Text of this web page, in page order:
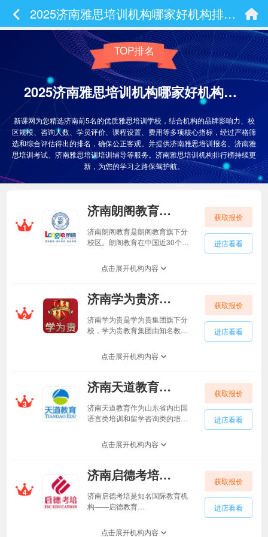
2025济南雅思培训机构哪家好机构排名出炉！！
TOP排名
2025济南雅思培训机构哪家好机构排名出炉！！
新课网为您精选济南前5名的优质雅思培训学校，结合机构的品牌影响力、校
区规模、咨询人数、学员评价、课程设置、费用等多项核心指标，经过严格筛
选和综合评估得出的排名，确保公正客观。并提供济南雅思培训报名、济南雅
思培训考试、济南雅思培训培训辅导等服务。济南雅思培训机构排行榜持续更
新，为您的学习之路保驾护航。
1
济南朗阁教育济南朗阁教育
济南朗阁教育是朗阁教育旗下分
校区。朗阁教育在中国近30个城
校。济南朗阁教育主要涉及以下
业务：国际学校择校备考；海外
目，留学申请及境外服务，雅思
托福等留学前标化考试培训）；
艺术留学及学习方案；欧亚留学
服务及小语种培训；国内考研服
获取报价
进店看看
点击展开机构内容
2
济南学为贵济南学为贵
济南学为贵是学为贵集团旗下分
校，学为贵教育集团由知名教育
务涵盖在线教育、全国各大城市
地面分校、图书教材出版等。十
生提供高品质的雅思、托福、A-
Level等考试培训、背景提升、一
站式全球留学服务。作为英国文
化教育协会雅思考试官方连续8年
报名中心，以及EPQ中国中心战
专业的学术力、创新的科技力、
一站式省心服务，帮助学生上更
好的学校，成为具有全球胜任力
的菁英人才。
获取报价
进店看看
点击展开机构内容
3
济南天道教育济南天道教育
济南天道教育作为山东省内出国
语言类培训和留学咨询类的培训
泉城学子提供专业的雅思、托福
和SAT培训教学服务，至今已有
师资队伍达千余人，统一来自北
京总部，有过出国留学的教育背
景，能够为济南学员提供最专业
的留学语言类知识学习的指导。
获取报价
进店看看
点击展开机构内容
4
济南启德考培济南启德考培
济南启德考培是知名国际教育机
构——启德教育
试培训品牌，截止目前在全国有
获取报价
进店看看
点击展开机构内容